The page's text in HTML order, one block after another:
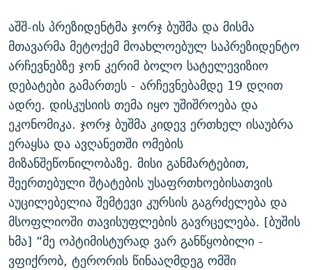
ᲓᲘᲚᲘᲡ ᲡᲐᲣᲑᲠᲔᲑᲘ
ᲛᲝᲚᲐᲞᲐᲠᲐᲙᲔ ᲢᲔᲥᲡᲢᲔᲑᲘ
ᲨᲘᲜ - ᲣᲪᲮᲝᲔᲗᲨᲘ
ᲚᲘᲢᲔᲠᲐᲢᲣᲠᲣᲚᲘ ᲬᲐᲮᲜᲐᲒᲔᲑᲘ
ᲐᲛᲔᲠᲘᲙᲣᲚᲘ ᲛᲝᲗᲮᲠᲝᲑᲐ
ᲘᲛᲞᲔᲠᲘᲐ ᲓᲐ ᲠᲐᲓᲘᲝ
ᲓᲐᲛᲝᲣᲙᲘᲓᲔᲑᲚᲝᲑᲘᲡ 100 ᲬᲔᲚᲘ
ᲩᲔᲛᲘ ᲡᲘᲙᲕᲓᲘᲚᲘᲡ ᲛᲘᲖᲔᲖᲘᲐ COVID-19
11 ᲬᲔᲚᲘ - 11 ᲐᲛᲑᲐᲕᲘ
ᲡᲐᲞᲐᲠᲚᲐᲛᲔᲜᲢᲝ ᲐᲠᲩᲔᲕᲜᲔᲑᲘᲡ ᲘᲡᲢᲝᲠᲘᲐ
ᲑᲐᲕᲨᲕᲔᲑᲘ ᲞᲠᲝᲡᲢᲘᲢᲣᲪᲘᲐᲨᲘ - ᲐᲛᲝᲣᲗᲥᲛᲔᲚᲘ ᲐᲛᲑᲐᲕᲘ
5 ᲐᲛᲑᲐᲕᲘ - 20 ᲘᲕᲜᲘᲡᲡ ᲓᲐᲨᲐᲕᲔᲑᲣᲚᲔᲑᲘ
ᲐᲒᲕᲘᲡᲢᲝᲡ ᲝᲛᲘ
ПРИВЕТ ᲙᲣᲚᲢᲣᲠᲐ
ЭХО КАВКАЗА
ᲒᲐᲛᲝᲘᲬᲔᲠᲔ
რთე/რთ-ის ყველა საიტი
აშშ-ის პრეზიდენტმა ჯორჯ ბუშმა და მისმა
მთავარმა მეტოქემ მოახლოებულ საპრეზიდენტო
არჩევნებზე ჯონ კერიმ ბოლო სატელევიზიო
დებატები გამართეს - არჩევნებამდე 19 დღით
ადრე. დისკუსიის თემა იყო უშიშროება და
ეკონომიკა. ჯორჯ ბუშმა კიდევ ერთხელ ისაუბრა
ერაყსა და ავღანეთში ომების
მიზანშეწონილობაზე. მისი განმარტებით,
შეერთებული შტატების უსაფრთხოებისათვის
აუცილებელია შემტევი კურსის გაგრძელება და
მსოფლიოში თავისუფლების გავრცელება. [ბუშის
ხმა] “მე ოპტიმისტურად ვარ განწყობილი -
ვფიქრობ, ტერორის წინააღმდეგ ომში